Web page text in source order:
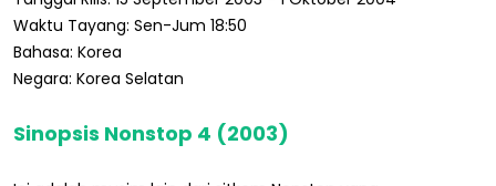
Waktu Tayang: Sen-Jum 18:50
Bahasa: Korea
Negara: Korea Selatan
Sinopsis Nonstop 4 (2003)